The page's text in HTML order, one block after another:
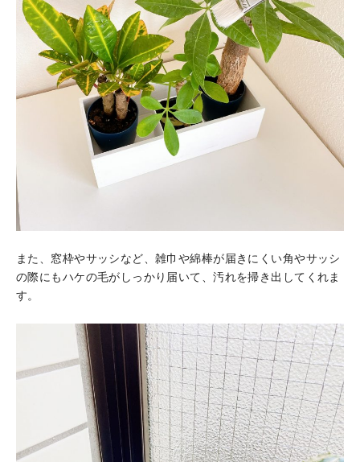
また、窓枠やサッシなど、雑巾や綿棒が届きにくい角やサッシ
の際にもハケの毛がしっかり届いて、汚れを掃き出してくれま
す。